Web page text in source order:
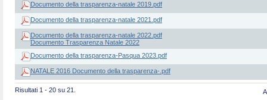
Documento della trasparenza-natale 2019.pdf
Documento della trasparenza-natale 2021.pdf
Documento della trasparenza-natale 2022.pdf
Documento Trasparenza Natale 2022
Documento della trasparenza-Pasqua 2023.pdf
NATALE 2016 Documento della trasparenza-.pdf
Risultati 1 - 20 su 21.